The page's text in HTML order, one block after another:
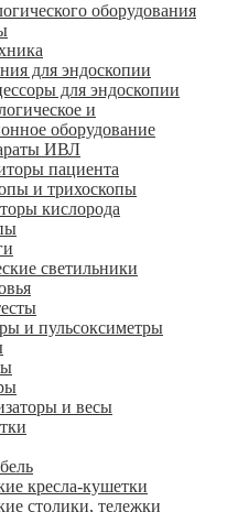
оборудования
для эндоскопии
для эндоскопии
и
оборудование
ИВЛ
пациента
и трихоскопы
кислорода
светильники
и пульсоксиметры
и весы
кресла-кушетки
столики, тележки